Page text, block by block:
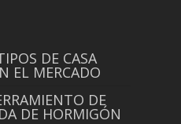
DE CASA
EL MERCADO
DE
DE HORMIGÓN